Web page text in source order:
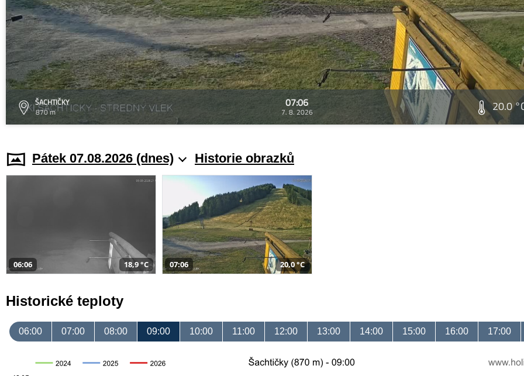
ŠACHTIČKY
870 m
07:06
7. 8. 2026 20.0
Pátek 07.08.2026 (dnes) Historie obrazků
06:06 18,9 °C 07:06 20,0 °C
Historické teploty
06:00 07:00 08:00 09:00 10:00 11:00 12:00 13:00 14:00 15:00 16:00 17:00